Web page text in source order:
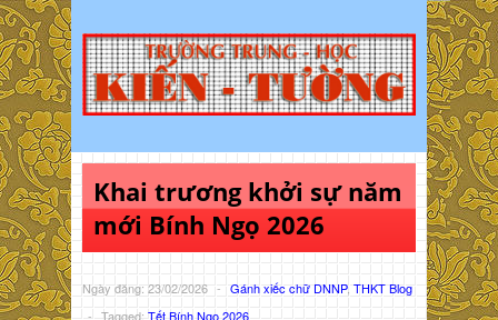
Khai trương khởi sự năm
mới Bính Ngọ 2026
Ngày đăng: 23/02/2026 - Gánh xiếc chữ DNNP, THKT Blog
- Tagged: Tết Bính Ngọ 2026